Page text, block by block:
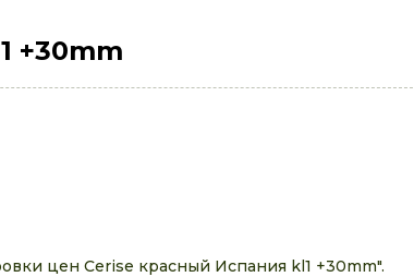
+30mm
цен Cerise красный Испания kl1 +30mm".